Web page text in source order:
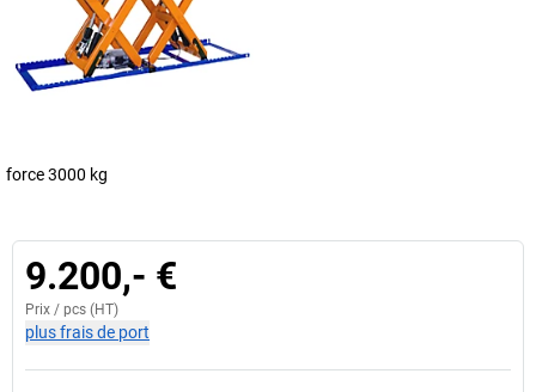
force 3000 kg
9.200,- €
Prix / pcs (HT)
plus frais de port